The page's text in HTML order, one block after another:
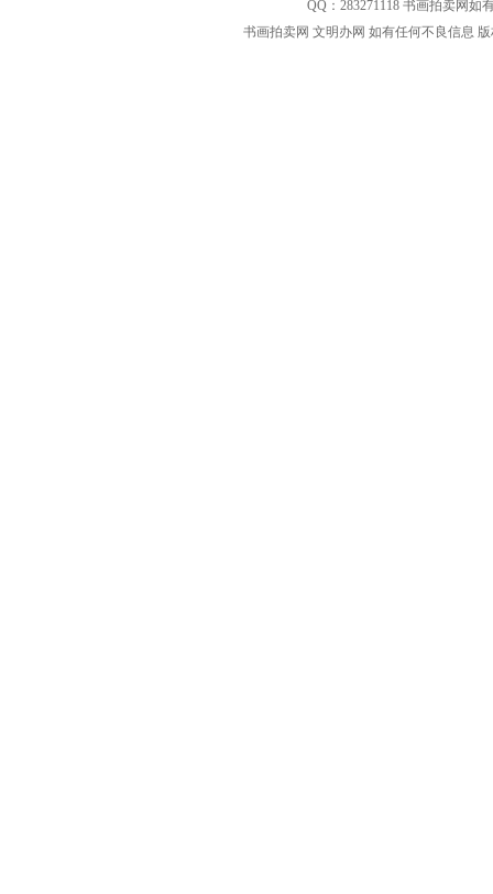
QQ： 283271118书画拍卖网如
书画拍卖网 文明办网 如有任何不良信息